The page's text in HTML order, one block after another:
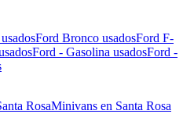
Ford Bronco usadosFord F-
Ford - Gasolina usadosFord -
RosaMinivans en Santa Rosa